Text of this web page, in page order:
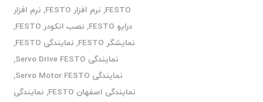
FESTO
, نرم افزار FESTO , نرم افزار
درایو FESTO
, نصب انکودر FESTO
,
نمایشگر FESTO
, نمایندگی FESTO
,
نمایندگی Servo Drive FESTO
,
نمایندگی Servo Motor FESTO
,
نمایندگی اصفهان FESTO
, نمایندگی